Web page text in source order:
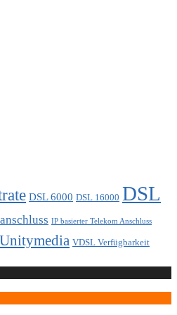
DSL 6000 DSL 16000 DSL
IP basierter Telekom Anschluss
Unitymedia VDSL Verfügbarkeit